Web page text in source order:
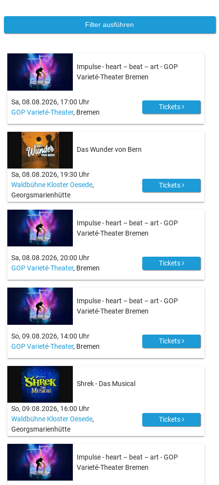
Impulse - heart – beat – art - GOP
Varieté-Theater Bremen
Sa, 08.08.2026, 17:00 Uhr
GOP Varieté-Theater, Bremen
Tickets
Das Wunder von Bern
Sa, 08.08.2026, 19:30 Uhr
Waldbühne Kloster Oesede,
Georgsmarienhütte
Tickets
Impulse - heart – beat – art - GOP
Varieté-Theater Bremen
Sa, 08.08.2026, 20:00 Uhr
GOP Varieté-Theater, Bremen
Tickets
Impulse - heart – beat – art - GOP
Varieté-Theater Bremen
So, 09.08.2026, 14:00 Uhr
GOP Varieté-Theater, Bremen
Tickets
Shrek - Das Musical
So, 09.08.2026, 16:00 Uhr
Waldbühne Kloster Oesede,
Georgsmarienhütte
Tickets
Impulse - heart – beat – art - GOP
Varieté-Theater Bremen